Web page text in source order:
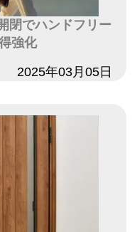
閉でハンドフリー
強化
2025年03月05日